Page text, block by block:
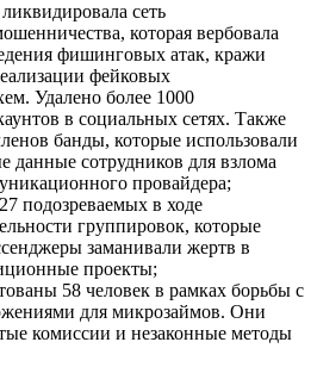
сеть
которая вербовала
фишинговых атак, кражи
фейковых
Удалено более 1000
в социальных сетях. Также
банды, которые использовали
данные сотрудников для взлома
провайдера;
подозреваемых в ходе
группировок, которые
заманивали жертв в
проекты;
58 человек в рамках борьбы с
для микрозаймов. Они
комиссии и незаконные методы